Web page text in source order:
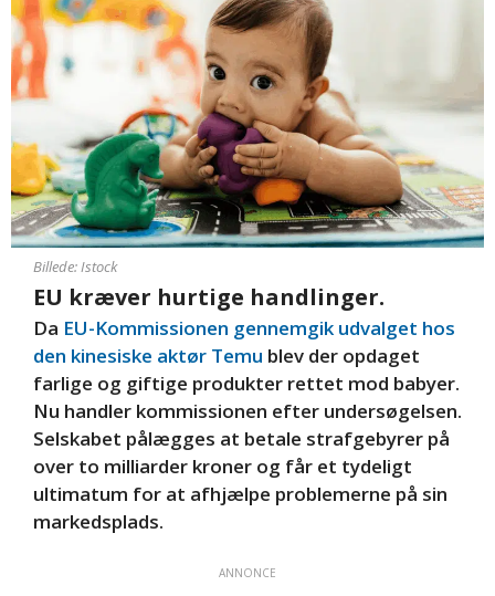
Billede: Istock
EU kræver hurtige handlinger.
Da EU-Kommissionen gennemgik udvalget hos
den kinesiske aktør Temu blev der opdaget
farlige og giftige produkter rettet mod babyer.
Nu handler kommissionen efter undersøgelsen.
Selskabet pålægges at betale strafgebyrer på
over to milliarder kroner og får et tydeligt
ultimatum for at afhjælpe problemerne på sin
markedsplads.
ANNONCE